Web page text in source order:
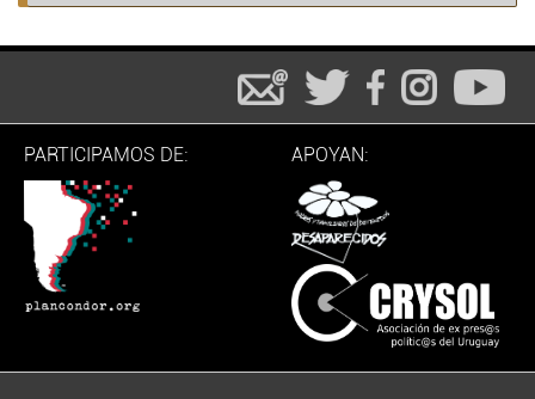
PARTICIPAMOS DE: APOYAN: